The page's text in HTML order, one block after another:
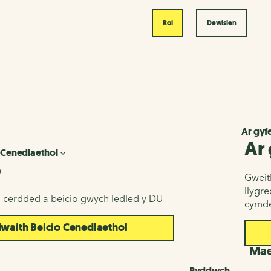
Roi Dewislen
a beicio gwych ledled y DU
Beicio Cenedlaethol
Ar
Ar